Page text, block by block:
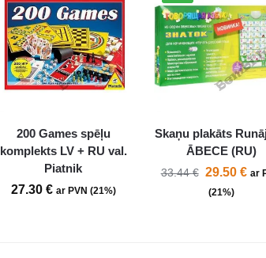
200 Games spēļu
komplekts LV + RU val.
Piatnik
27.30 € ar PVN (21%)
Skaņu plakāts
ĀBECE (RU)
33.44€ 29.50 € ar
(21%)